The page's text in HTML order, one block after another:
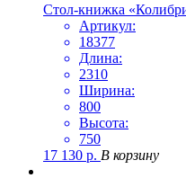
Стол-книжка
Артикул:
18377
Длина:
2310
Ширина:
800
Высота:
750
17 130 р. В корзину